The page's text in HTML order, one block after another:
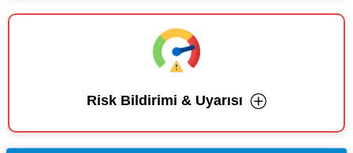
Risk Bildirimi & Uyarısı